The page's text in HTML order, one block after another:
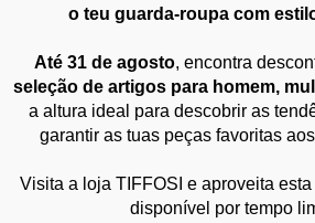
o teu guarda-roupa com
Até 31 de agosto, encontra
seleção de artigos para homem,
a altura ideal para descobrir as
garantir as tuas peças favoritas
Visita a loja TIFFOSI e aproveita
disponível por tempo